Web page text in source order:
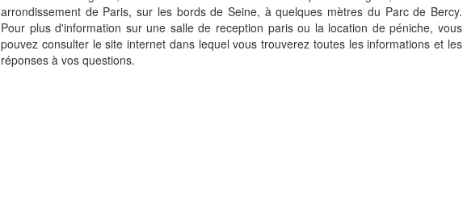
arrondissement de Paris, sur les bords de Seine, à quelques mètres du Parc de Bercy.
Pour plus d'information sur une salle de reception paris ou la location de péniche, vous
pouvez consulter le site internet dans lequel vous trouverez toutes les informations et les
réponses à vos questions.